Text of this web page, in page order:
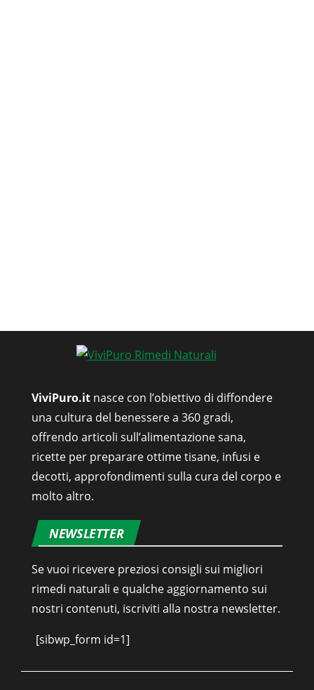
ViviPuro.it nasce con l’obiettivo di diffondere
una cultura del benessere a 360 gradi,
offrendo articoli sull’alimentazione sana,
ricette per preparare ottime tisane, infusi e
decotti, approfondimenti sulla cura del corpo e
molto altro.
NEWSLETTER
Se vuoi ricevere preziosi consigli sui migliori
rimedi naturali e qualche aggiornamento sui
nostri contenuti, iscriviti alla nostra newsletter.
[sibwp_form id=1]